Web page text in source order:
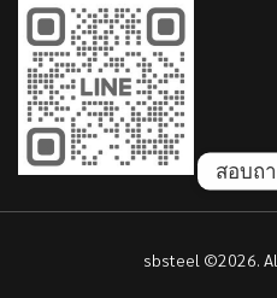
sbsteel ©2026.
สอบถ